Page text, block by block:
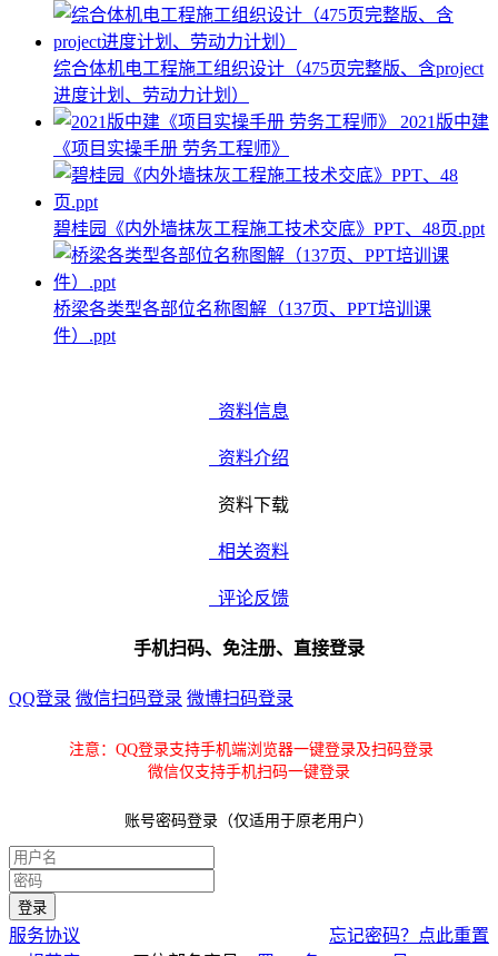
综合体机电工程施工组织设计（475页完整版、含project
进度计划、劳动力计划）
2021版中建
《项目实操手册 劳务工程师》
碧桂园《内外墙抹灰工程施工技术交底》PPT、48页.ppt
桥梁各类型各部位名称图解（137页、PPT培训课
件）.ppt
资料信息
资料介绍
资料下载
相关资料
评论反馈
手机扫码、免注册、直接登录
QQ登录 微信扫码登录 微博扫码登录
注意：QQ登录支持手机端浏览器一键登录及扫码登录
微信仅支持手机扫码一键登录
账号密码登录（仅适用于原老用户）
服务协议
忘记密码？点此重置